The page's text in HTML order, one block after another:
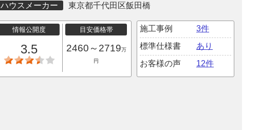
ハウスメーカー 東京都千代田区飯田橋
情報公開度
3.5
目安価格帯
2460～2719万
円
施工事例
3件
標準仕様書
あり
お客様の声
12件